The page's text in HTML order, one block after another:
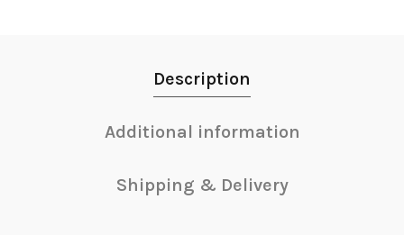
Description
Additional information
Shipping & Delivery